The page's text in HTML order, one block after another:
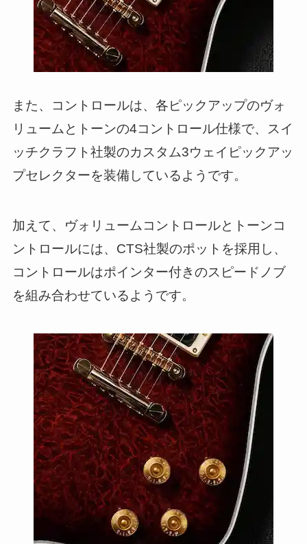
また、コントロールは、各ピックアップのヴォ
リュームとトーンの4コントロール仕様で、スイ
ッチクラフト社製のカスタム3ウェイピックアッ
プセレクターを装備しているようです。
加えて、ヴォリュームコントロールとトーンコ
ントロールには、CTS社製のポットを採用し、
コントロールはポインター付きのスピードノブ
を組み合わせているようです。